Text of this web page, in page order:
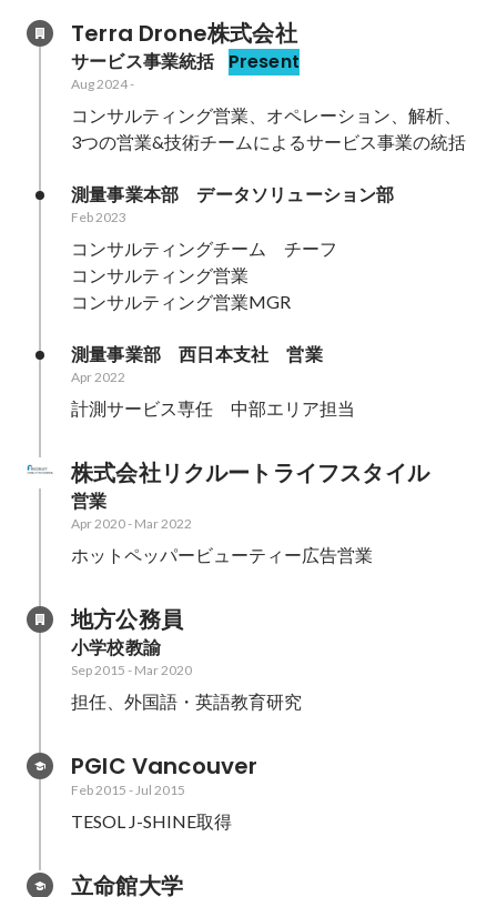
Terra Drone株式会社
サービス事業統括 Present
Aug 2024-
コンサルティング営業、オペレーション、解析、
3つの営業&技術チームによるサービス事業の統括
測量事業本部　データソリューション部
Feb 2023
コンサルティングチーム　チーフ
コンサルティング営業
コンサルティング営業MGR
測量事業部　西日本支社　営業
Apr 2022
計測サービス専任　中部エリア担当
株式会社リクルートライフスタイル
営業
Apr 2020- Mar 2022
ホットペッパービューティー広告営業
地方公務員
小学校教諭
Sep 2015 - Mar 2020
担任、外国語・英語教育研究
PGIC Vancouver
Feb 2015 -Jul 2015
TESOL J-SHINE取得
立命館大学